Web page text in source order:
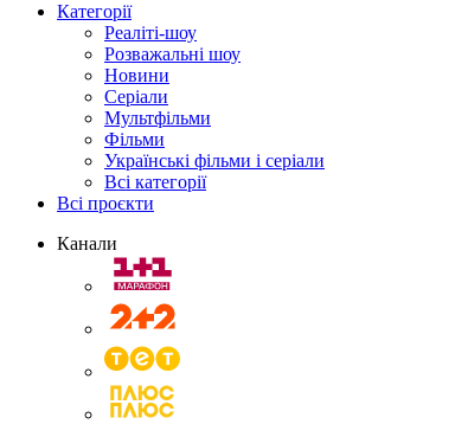
Категорії
Реаліті-шоу
Розважальні шоу
Новини
Серіали
Мультфільми
Фільми
Українські фільми і серіали
Всі категорії
Всі проєкти
Канали